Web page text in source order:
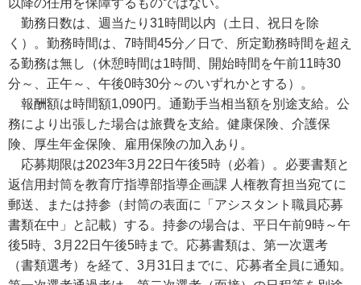
以降の任用を保障するものではない。
勤務日数は、週当たり31時間以内（土日、祝日を除
く）。勤務時間は、7時間45分／日で、所定勤務時間を超え
る勤務は無し（休憩時間は1時間、開始時間を午前11時30
分～、正午～、午後0時30分～のいずれかとする）。
報酬額は時間額1,090円。通勤手当相当額を別途支給。公
務により出張した場合は旅費を支給。健康保険、介護保
険、厚生年金保険、雇用保険の加入あり。
応募期限は2023年3月22日午後5時（必着）。必要書類と
返信用封筒を教育庁指導部指導企画課 人権教育担当宛てに
郵送、または持参（封筒の表面に「アシスタント職員応募
書類在中」と記載）する。持参の場合は、平日午前9時～午
後5時、3月22日午後5時まで。応募書類は、第一次選考
（書類選考）を経て、3月31日までに、応募者全員に通知。